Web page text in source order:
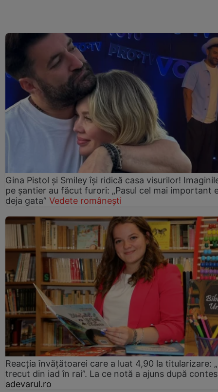
Gina Pistol și Smiley își ridică casa visurilor!
pe șantier au făcut furori: „Pasul cel mai important
deja gata” Vedete românești
Reacția învățătoarei care a luat 4,90 la titularizare:
trecut din iad în rai”. La ce notă a ajuns după
adevarul.ro